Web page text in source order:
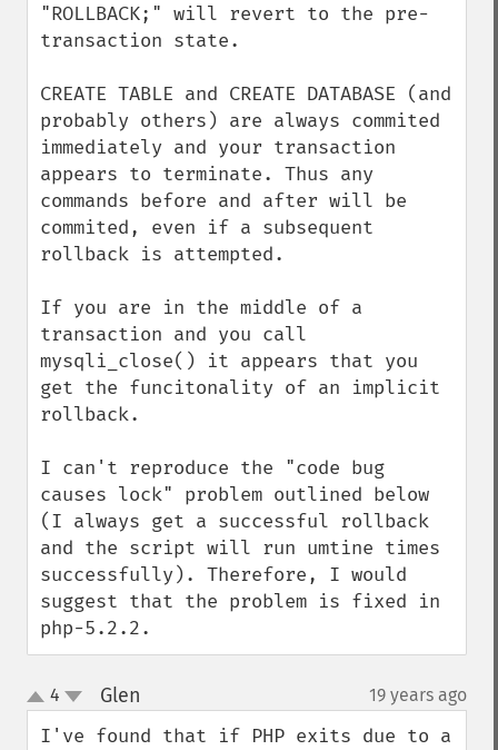
"ROLLBACK;" will revert to the pre-
transaction state.
CREATE TABLE and CREATE DATABASE (and
probably others) are always commited
immediately and your transaction
appears to terminate. Thus any
commands before and after will be
commited, even if a subsequent
rollback is attempted.
If you are in the middle of a
transaction and you call
mysqli_close() it appears that you
get the funcitonality of an implicit
rollback.
I can't reproduce the "code bug
causes lock" problem outlined below
(I always get a successful rollback
and the script will run umtine times
successfully). Therefore, I would
suggest that the problem is fixed in
php-5.2.2.
up
down
4 Glen 19 years ago
I've found that if PHP exits due to a